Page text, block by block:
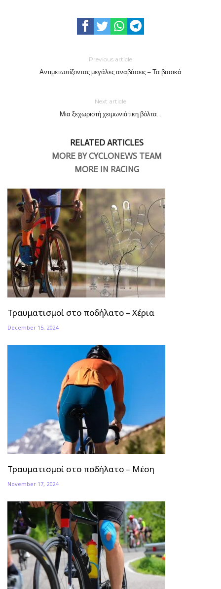
Previous article
Αντιμετωπίζοντας μεγάλες αναβάσεις – Τα βασικά
Next article
Μια ξεχωριστή χειμωνιάτικη βόλτα…
RELATED ARTICLES
MORE BY CYCLONEWS TEAM
MORE IN RACING
Τραυματισμοί στο ποδήλατο – Χέρια
December 15, 2024
Τραυματισμοί στο ποδήλατο – Μέση
November 17, 2024